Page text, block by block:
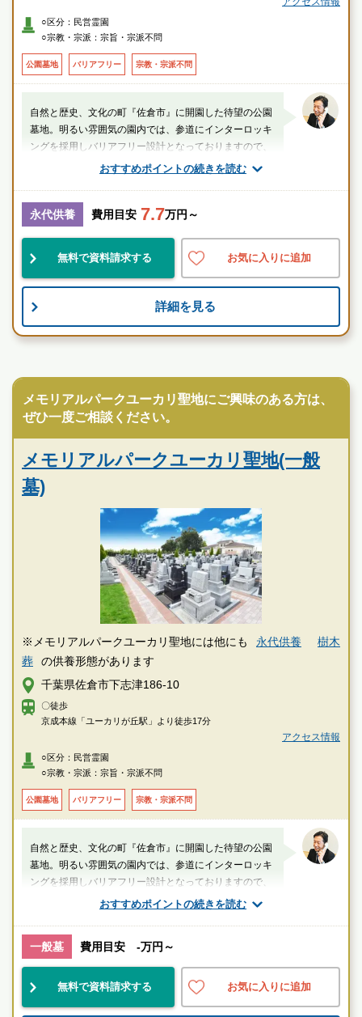
○区分：民営霊園
○宗教・宗派：宗旨・宗派不問
公園墓地 バリアフリー 宗教・宗派不問
おすすめポイントの続きを読む
自然と歴史、文化の町『佐倉市』に開園した待望の公園
墓地。明るい雰囲気の園内では、参道にインターロッキ
ングを採用しバリアフリー設計となっておりますので、
お年寄りの方や車いすの方でも安心です。
山口（業界歴20年以上）
千葉県
便利 民営 宗教不問
お墓のことなら何でもご相談ください
現地を見学して実際の雰囲気をお確かめください
永代供養 費用目安 7.7万円～
無料で資料請求する お気に入りに追加
詳細を見る
メモリアルパークユーカリ聖地にご興味のある方は、
ぜひ一度ご相談ください。
メモリアルパークユーカリ聖地(一般
墓)
※メモリアルパークユーカリ聖地には他にも 永代供養
樹木
葬
の供養形態があります
千葉県佐倉市下志津186-10
〇徒歩
京成本線「ユーカリが丘駅」より徒歩17分
アクセス情報
○区分：民営霊園
○宗教・宗派：宗旨・宗派不問
公園墓地 バリアフリー 宗教・宗派不問
おすすめポイントの続きを読む
自然と歴史、文化の町『佐倉市』に開園した待望の公園
墓地。明るい雰囲気の園内では、参道にインターロッキ
ングを採用しバリアフリー設計となっておりますので、
お年寄りの方や車いすの方でも安心です。
山口（業界歴20年以上）
千葉県 佐倉市 ユーカリが丘駅
便利 民営 宗教不問
一般墓 費用目安 -万円～
無料で資料請求する お気に入りに追加